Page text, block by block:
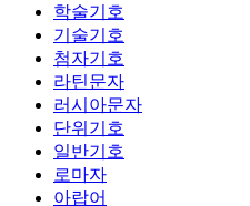
학술기호
기술기호
첨자기호
라틴문자
러시아문자
단위기호
일반기호
로마자
아랍어